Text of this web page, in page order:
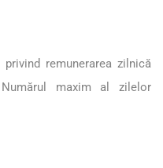
remunerarea zilnică
maxim al zilelor